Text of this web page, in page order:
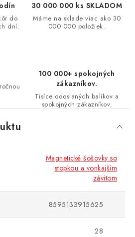
do
dní.
30 000 000 ks SKLADOM
Máme na sklade viac ako 30
000 000 položiek.
100 000+ spokojných
zákazníkov.
Tisíce odoslaných balíkov a
spokojných zákazníkov.
Magnetické šošovky so
stopkou a vonkajším
závitom
8595133915625
28